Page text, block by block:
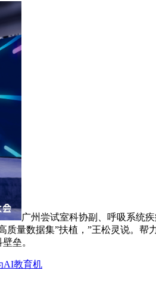
广州尝试室科协副、呼吸系统
量数据集”扶植，”王松灵说。
垒。
AI教育机